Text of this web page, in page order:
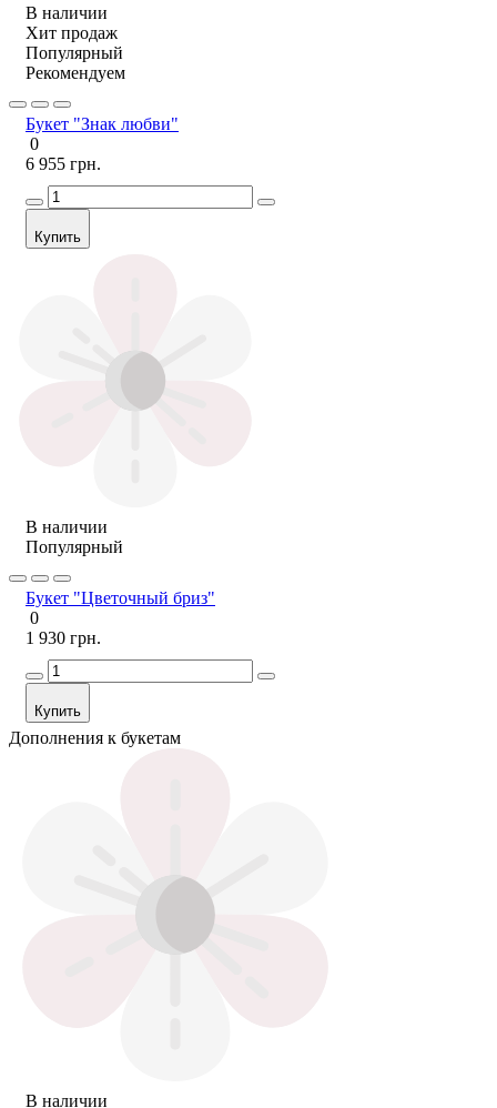
В наличии
Хит продаж
Популярный
Рекомендуем
Букет "Знак любви"
0
6 955 грн.
Купить
В наличии
Популярный
Букет "Цветочный бриз"
0
1 930 грн.
Купить
Дополнения к букетам
В наличии